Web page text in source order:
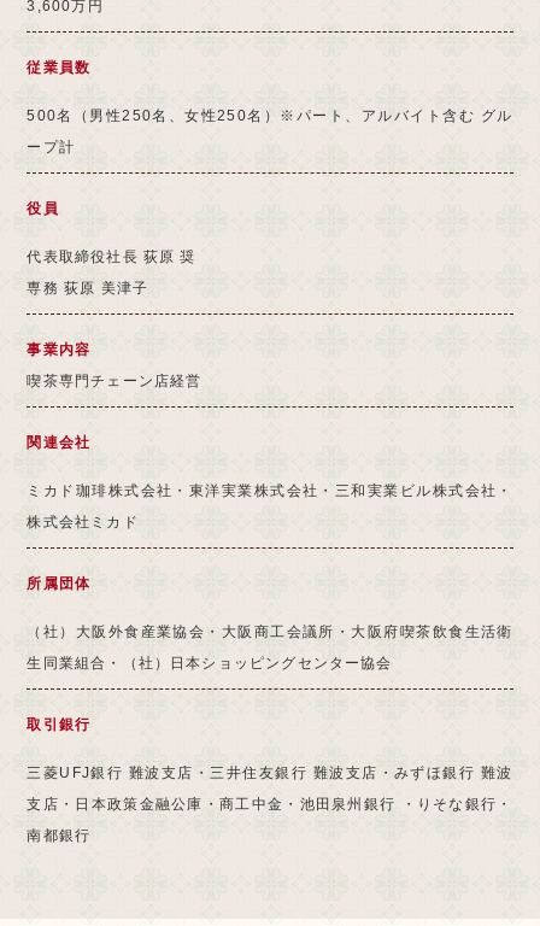
3,600万円
従業員数
500名（男性250名、女性250名）※パート、アルバイト含む グル
ープ計
役員
代表取締役社長 荻原 奨
専務 荻原 美津子
事業内容
喫茶専門チェーン店経営
関連会社
ミカド珈琲株式会社・東洋実業株式会社・三和実業ビル株式会社・
株式会社ミカド
所属団体
（社）大阪外食産業協会・大阪商工会議所・大阪府喫茶飲食生活衛
生同業組合・（社）日本ショッピングセンター協会
取引銀行
三菱UFJ銀行 難波支店・三井住友銀行 難波支店・みずほ銀行 難波
支店・日本政策金融公庫・商工中金・池田泉州銀行 ・りそな銀行・
南都銀行